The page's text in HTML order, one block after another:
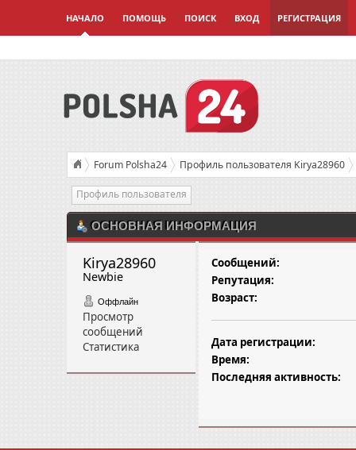
НАЧАЛО ПОМОЩЬ ПОИСК ВХОД РЕГИСТРАЦИЯ
Forum Polsha24 Профиль пользователя Kirya28960
Профиль пользователя
ОСНОВНАЯ ИНФОРМАЦИЯ
Kirya28960
Newbie
Оффлайн
Просмотр
сообщений
Статистика
Сообщений:
Репутация:
Возраст:
Дата регистрации:
Время:
Последняя активность: